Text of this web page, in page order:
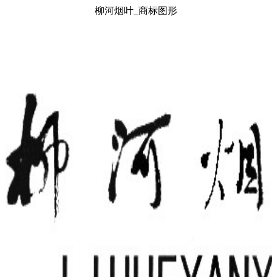
柳河烟叶_商标图形